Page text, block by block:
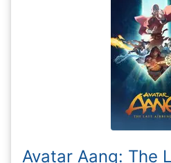
Avatar Aang: The